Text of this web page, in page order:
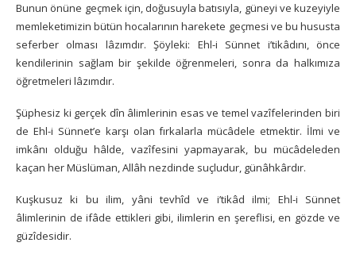
Bunun önüne geçmek için, doğusuyla batısıyla, güneyi ve kuzeyiyle
memleketimizin bütün hocalarının harekete geçmesi ve bu hususta
seferber olması lâzımdır. Şöyleki: Ehl-i Sünnet i’tikâdını, önce
kendilerinin sağlam bir şekilde öğrenmeleri, sonra da halkımıza
öğretmeleri lâzımdır.
Şüphesiz ki gerçek dîn âlimlerinin esas ve temel vazîfelerinden biri
de Ehl-i Sünnet’e karşı olan fırkalarla mücâdele etmektir. İlmi ve
imkânı olduğu hâlde, vazîfesini yapmayarak, bu mücâdeleden
kaçan her Müslüman, Allâh nezdinde suçludur, günâhkârdır.
Kuşkusuz ki bu ilim, yâni tevhîd ve i’tikâd ilmi; Ehl-i Sünnet
âlimlerinin de ifâde ettikleri gibi, ilimlerin en şereflisi, en gözde ve
güzîdesidir.